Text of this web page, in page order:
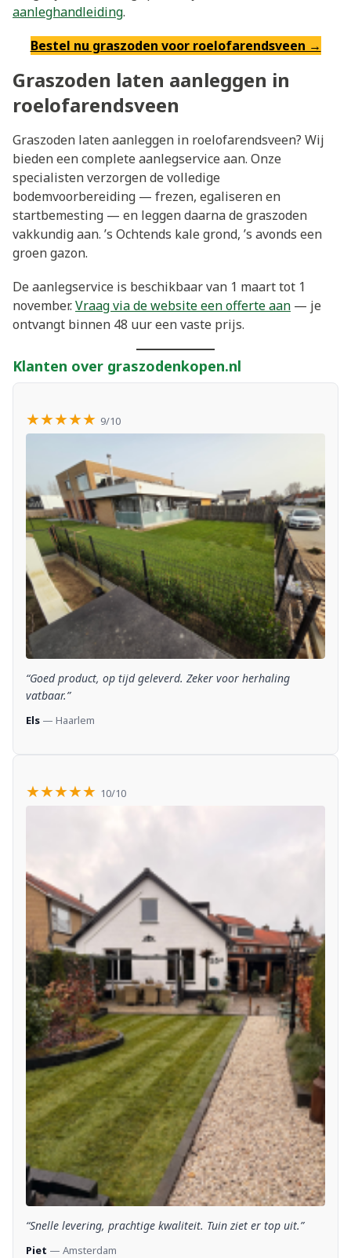
aanleghandleiding.
Bestel nu graszoden voor roelofarendsveen →
Graszoden laten aanleggen in
roelofarendsveen
Graszoden laten aanleggen in roelofarendsveen? Wij
bieden een complete aanlegservice aan. Onze
specialisten verzorgen de volledige
bodemvoorbereiding — frezen, egaliseren en
startbemesting — en leggen daarna de graszoden
vakkundig aan. ’s Ochtends kale grond, ’s avonds een
groen gazon.
De aanlegservice is beschikbaar van 1 maart tot 1
november.Vraag via de website een offerte aan — je
ontvangt binnen 48 uur een vaste prijs.
Klanten over graszodenkopen.nl
★★★★★ 9/10
“Goed product, op tijd geleverd. Zeker voor herhaling
vatbaar.”
Els — Haarlem
★★★★★ 10/10
“Snelle levering, prachtige kwaliteit. Tuin ziet er top uit.”
Piet — Amsterdam